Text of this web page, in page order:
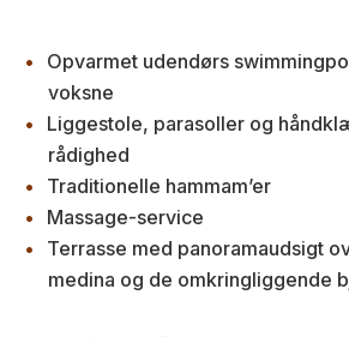
Opvarmet udendørs
voksne
Liggestole, parasoller og
rådighed
Traditionelle hammam’er
Massage-service
Terrasse med panoramaudsigt
medina og de omkringliggende